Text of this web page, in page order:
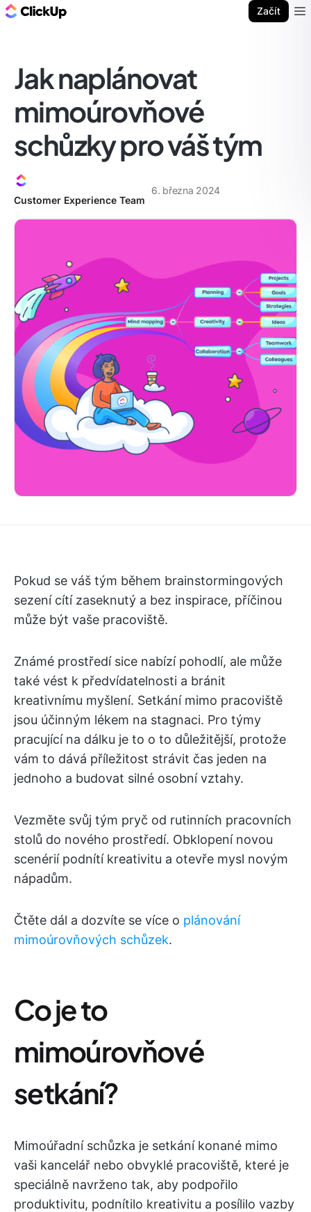
Začít
Jak naplánovat
mimoúrovňové
schůzky pro váš tým
Customer Experience Team
6. března 2024
Pokud se váš tým během brainstormingových
sezení cítí zaseknutý a bez inspirace, příčinou
může být vaše pracoviště.
Známé prostředí sice nabízí pohodlí, ale může
také vést k předvídatelnosti a bránit
kreativnímu myšlení. Setkání mimo pracoviště
jsou účinným lékem na stagnaci. Pro týmy
pracující na dálku je to o to důležitější, protože
vám to dává příležitost strávit čas jeden na
jednoho a budovat silné osobní vztahy.
Vezměte svůj tým pryč od rutinních pracovních
stolů do nového prostředí. Obklopení novou
scenérií podnítí kreativitu a otevře mysl novým
nápadům.
Čtěte dál a dozvíte se více o plánování
mimoúrovňových schůzek.
Co je to
mimoúrovňové
setkání?
Mimoúřadní schůzka je setkání konané mimo
vaši kancelář nebo obvyklé pracoviště, které je
speciálně navrženo tak, aby podpořilo
produktivitu, podnítilo kreativitu a posílilo vazby